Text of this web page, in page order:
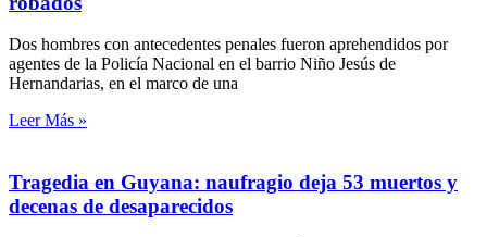
Dos hombres con antecedentes penales fueron aprehendidos por
agentes de la Policía Nacional en el barrio Niño Jesús de
Hernandarias, en el marco de una
Leer Más »
Tragedia en Guyana: naufragio deja 53 muertos y
decenas de desaparecidos